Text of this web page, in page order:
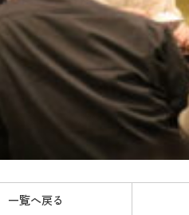
一覧へ戻る